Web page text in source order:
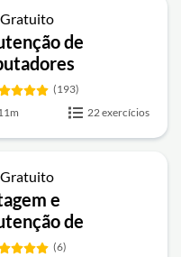
de
(193)
22 exercícios
e
de
(6)